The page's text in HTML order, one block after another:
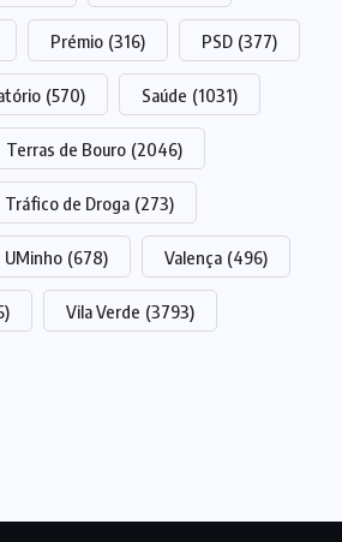
Prémio (316) PSD (377)
(570) Saúde (1031)
Terras de Bouro (2046)
Tráfico de Droga (273)
UMinho (678) Valença (496)
Vila Verde (3793)